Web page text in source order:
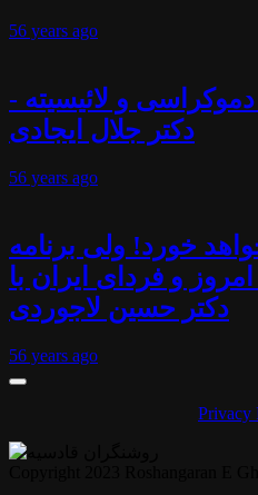
56 years ago
دموکراسی و لائیسیته -
دکتر جلال ایجادی
56 years ago
خورد! ولی برنامه
و فردای ایران با
دکتر حسین لاجوردی
56 years ago
Privacy